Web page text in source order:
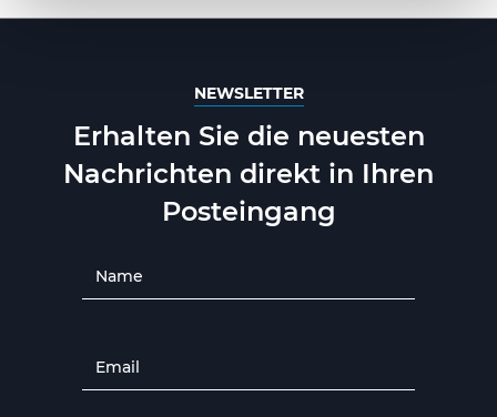
NEWSLETTER
Erhalten Sie die neuesten
Nachrichten direkt in Ihren
Posteingang